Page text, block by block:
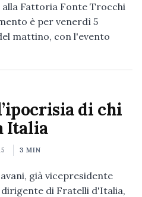
Fattoria Fonte Trocchi
è per venerdì 5
mattino, con l'evento
di chi
Italia
3 MIN
già vicepresidente
dirigente di Fratelli d'Italia,